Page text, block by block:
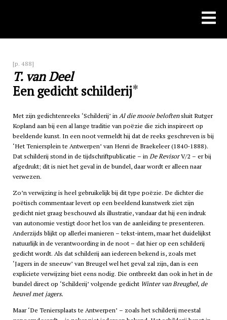
[p. 488]
T. van Deel
Een gedicht schilderij*
Met zijn gedichtenreeks ‘Schilderij’ inAl die mooie beloftensluit Rutger
Kopland aan bij een al lange traditie van poëzie die zich inspireert op
beeldende kunst. In een noot vermeldt hij dat de reeks geschreven is bij
‘Het Teniersplein te Antwerpen’ van Henri de Braekeleer (1840-1888).
Dat schilderij stond in de tijdschriftpublicatie – inDe RevisorV/2 – er bij
afgedrukt; dit is niet het geval in de bundel, daar wordt er alleen naar
verwezen.
Zo’n verwijzing is heel gebruikelijk bij dit type poëzie. De dichter die
poëtisch commentaar levert op een beeldend kunstwerk ziet zijn
gedicht niet graag beschouwd als illustratie, vandaar dat hij een indruk
van autonomie vestigt door het los van de aanleiding te presenteren.
Anderzijds blijkt op allerlei manieren – tekst-intern, maar het duidelijkst
natuurlijk in de verantwoording in de noot – dat hier op een schilderij
gedicht wordt. Als dat schilderij aan iedereen bekend is, zoals met
‘Jagers in de sneeuw’ van Breugel wel het geval zal zijn, dan is een
expliciete verwijzing biet eens nodig. Die ontbreekt dan ook in het in de
bundel direct op ‘Schilderij’ volgende gedicht Winter van Breughel, de
heuvel met jagers.
Maar ‘De Teniersplaats te Antwerpen’ – zoals het schilderij meestal